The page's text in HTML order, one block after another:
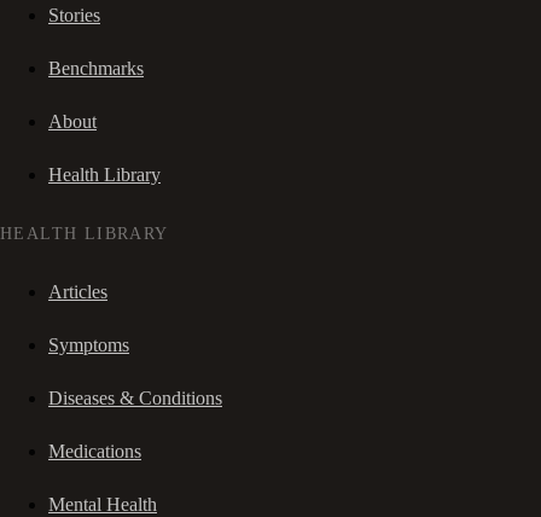
Stories
Benchmarks
About
Health Library
HEALTH LIBRARY
Articles
Symptoms
Diseases & Conditions
Medications
Mental Health